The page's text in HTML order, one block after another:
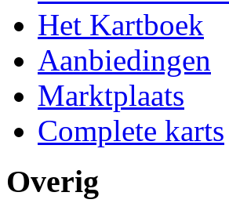
Het Kartboek
Aanbiedingen
Marktplaats
Complete karts
Overig